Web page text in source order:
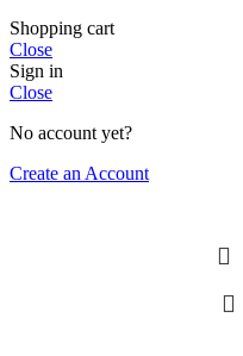
Shopping cart
Close
Sign in
Close
No account yet?
Create an Account